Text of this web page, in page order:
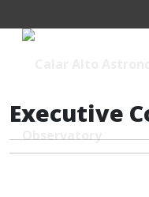
Executive